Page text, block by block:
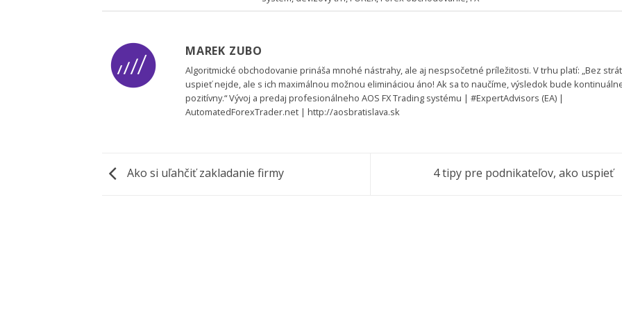
MAREK ZUBO
Algoritmické obchodovanie prináša mnohé nástrahy, ale aj nespsočetné príležitosti. V trhu platí: „Bez strát
uspieť nejde, ale s ich maximálnou možnou elimináciou áno! Ak sa to naučíme, výsledok bude
pozitívny.“ Vývoj a predaj profesionálneho AOS FX Trading systému | #ExpertAdvisors (EA) |
AutomatedForexTrader.net | http://aosbratislava.sk
Ako si uľahčiť zakladanie firmy 4 tipy pre podnikateľov, ako uspieť